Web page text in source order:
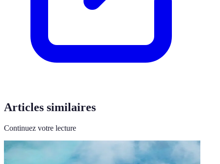
Articles similaires
Continuez votre lecture